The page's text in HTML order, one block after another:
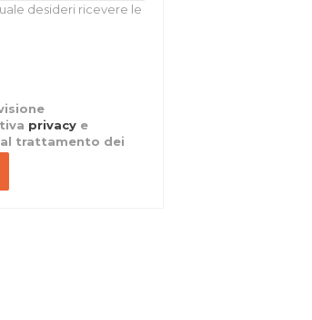
desideri ricevere le
privacy e
trattamento dei
di materiale
promozionale